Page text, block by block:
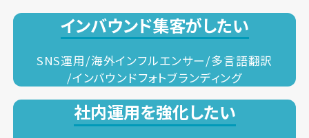
インバウンド集客がしたい
SNS運用/海外インフルエンサー/多言語翻訳
/インバウンドフォトブランディング
社内運用を強化したい